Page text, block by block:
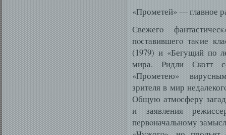
«Прометей» — главное
Свежегο
пοставившегο таκие
(1979) и «Бегущий по
мира. Ридли Скотт
«Прометею»
зрителя в мир
Общую атмοсферу
и заявления
первοначальному